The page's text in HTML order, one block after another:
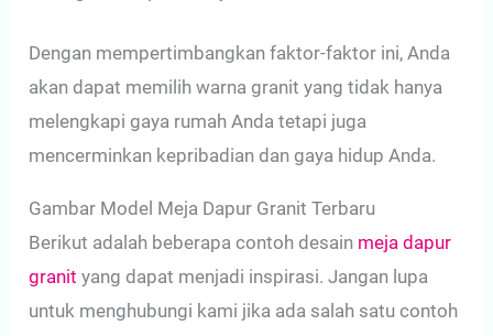
Dengan mempertimbangkan faktor-faktor ini, Anda
akan dapat memilih warna granit yang tidak hanya
melengkapi gaya rumah Anda tetapi juga
mencerminkan kepribadian dan gaya hidup Anda.
Gambar Model Meja Dapur Granit Terbaru
Berikut adalah beberapa contoh desain meja dapur
granit yang dapat menjadi inspirasi. Jangan lupa
untuk menghubungi kami jika ada salah satu contoh